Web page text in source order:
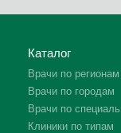
Каталог
Врачи по регионам
Врачи по городам
Врачи по
Клиники по типам